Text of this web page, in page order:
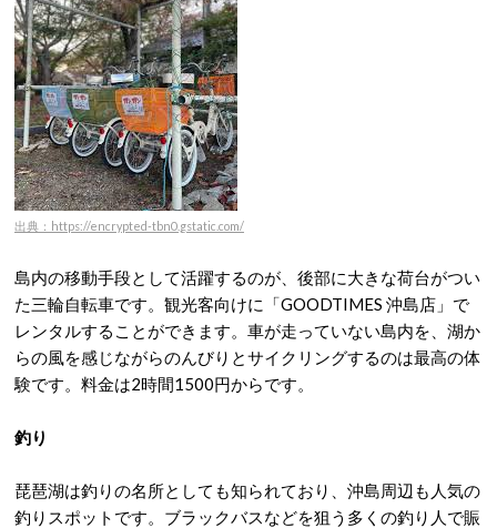
出典：https://encrypted-tbn0.gstatic.com/
島内の移動手段として活躍するのが、後部に大きな荷台がつい
た三輪自転車です。 観光客向けに「GOODTIMES 沖島店」で
レンタルすることができます。 車が走っていない島内を、湖か
らの風を感じながらのんびりとサイクリングするのは最高の体
験です。料金は2時間1500円からです。
釣り
琵琶湖は釣りの名所としても知られており、沖島周辺も人気の
釣りスポットです。 ブラックバスなどを狙う多くの釣り人で賑